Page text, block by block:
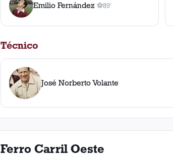
Emilio Fernández ⚽
1gol
89'
Técnico
José Norberto Volante
Ferro Carril Oeste